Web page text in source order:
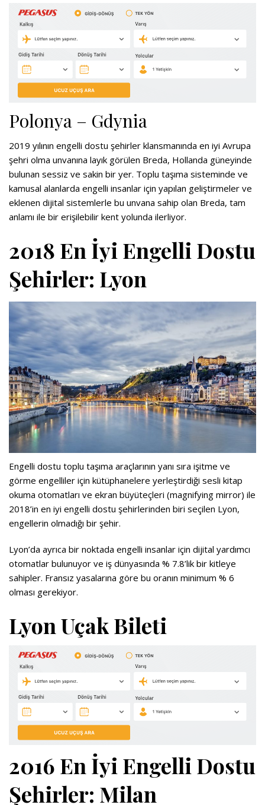
Polonya – Gdynia
2019 yılının engelli dostu şehirler klansmanında en iyi Avrupa
şehri olma unvanına layık görülen Breda, Hollanda güneyinde
bulunan sessiz ve sakin bir yer. Toplu taşıma sisteminde ve
kamusal alanlarda engelli insanlar için yapılan geliştirmeler ve
eklenen dijital sistemlerle bu unvana sahip olan Breda, tam
anlamı ile bir erişilebilir kent yolunda ilerliyor.
2018 En İyi Engelli Dostu
Şehirler: Lyon
Engelli dostu toplu taşıma araçlarının yanı sıra işitme ve
görme engelliler için kütüphanelere yerleştirdiği sesli kitap
okuma otomatları ve ekran büyüteçleri (magnifying mirror) ile
2018’in en iyi engelli dostu şehirlerinden biri seçilen Lyon,
engellerin olmadığı bir şehir.
Lyon’da ayrıca bir noktada engelli insanlar için dijital yardımcı
otomatlar bulunuyor ve iş dünyasında % 7.8’lik bir kitleye
sahipler. Fransız yasalarına göre bu oranın minimum % 6
olması gerekiyor.
Lyon Uçak Bileti
2016 En İyi Engelli Dostu
Şehirler: Milan